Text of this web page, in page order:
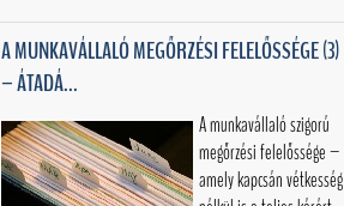
A MUNKAVÁLLALÓ MEGŐRZÉSI FELELŐSSÉGE (3)
– ÁTADÁ...
A munkavállaló szigorú
megőrzési felelőssége –
amely kapcsán vétkesség